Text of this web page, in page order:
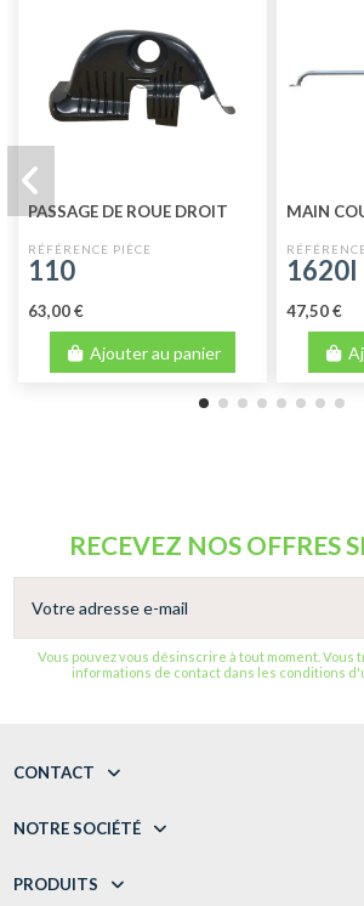
PASSAGE DE ROUE DROIT
110
63,00 €
Ajouter au panier
MAIN
1620I
47,50 €
RECEVEZ NOS OFFRES
Vous pouvez vous désinscrire à tout moment. Vous
informations de contact dans les conditions
CONTACT
NOTRE SOCIÉTÉ
PRODUITS